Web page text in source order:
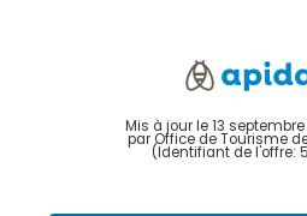
Mis à jour le 13 septembre
par Office de Tourisme
(Identifiant de l'offre: